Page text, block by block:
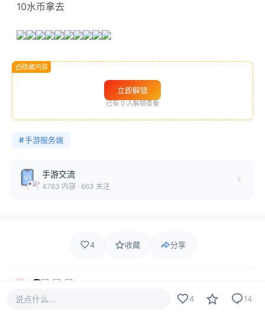
10水币拿去
隐藏内容
立即解锁
已有 0 人解锁查看
#手游服务端
手游交流
4763 内容 · 663 关注
4 收藏 分享
说点什么... 4 14